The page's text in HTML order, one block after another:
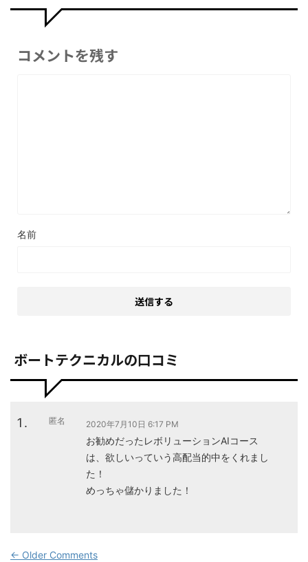
コメントを残す
名前
ボートテクニカルの口コミ
匿名 2020年7月10日 6:17 PM
お勧めだったレボリューションAIコース
は、欲しいっていう高配当的中をくれまし
た！
めっちゃ儲かりました！
← Older Comments